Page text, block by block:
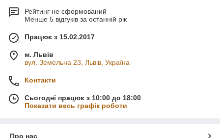
Рейтинг не сформований
Менше 5 відгуків за останній рік
Працює з 15.02.2017
м. Львів
вул. Земельна 23, Львів, Україна
Контакти
Сьогодні працює з 10:00 до 18:00
Показати весь графік роботи
Про нас